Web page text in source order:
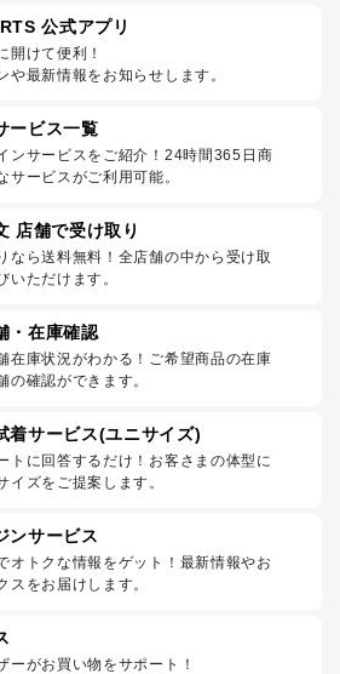
公式アプリ
開けて便利！
や最新情報をお知らせします。
ービス一覧
ンサービスをご紹介！24時間365日商
サービスがご利用可能。
店舗で受け取り
なら送料無料！全店舗の中から受け取
いただけます。
・在庫確認
在庫状況がわかる！ご希望商品の在庫
の確認ができます。
着サービス(ユニサイズ)
トに回答するだけ！お客さまの体型に
イズをご提案します。
ンサービス
オトクな情報をゲット！最新情報やお
スをお届けします。
ーがお買い物をサポート！